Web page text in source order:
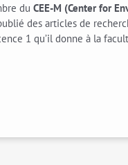
du CEE-M (Center for
des articles de
1 qu’il donne à la